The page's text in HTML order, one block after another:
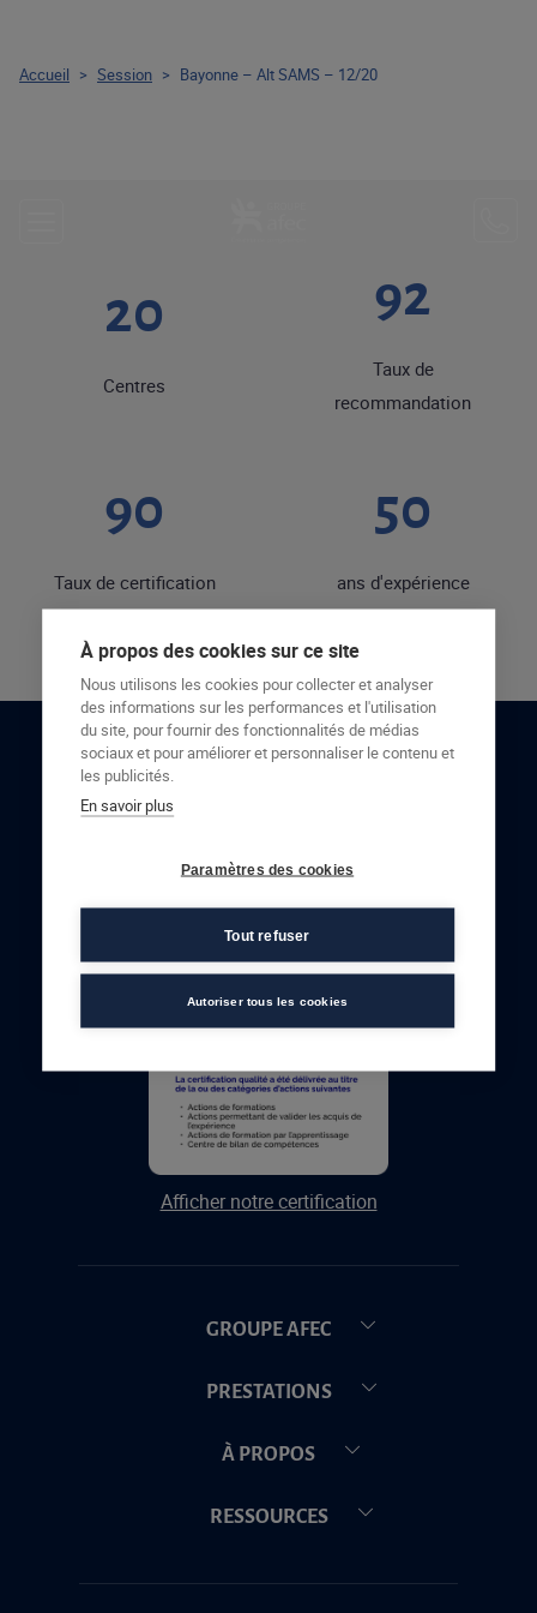
20
Centres
92
Taux de
recommandation
90
Taux de certification
50
ans d'expérience
RESTONS EN CONTACT
Afficher notre certification
GROUPE AFEC
PRESTATIONS
À PROPOS
RESSOURCES
Accueil > Session > Bayonne – Alt SAMS – 12/20
À propos des cookies sur ce site
Nous utilisons les cookies pour collecter et analyser
des informations sur les performances et l'utilisation
du site, pour fournir des fonctionnalités de médias
sociaux et pour améliorer et personnaliser le contenu et
les publicités.
En savoir plus
Paramètres des cookies
Tout refuser
Autoriser tous les cookies